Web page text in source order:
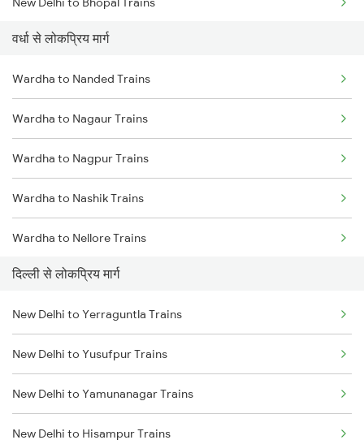
Wardha to Sevagram Trains
New Delhi to Mughal Sarai Trains
वर्धा से लोकप्रिय मार्ग
Wardha to Nanded Trains
Wardha to Nagaur Trains
Wardha to Nagpur Trains
Wardha to Nashik Trains
Wardha to Nellore Trains
Wardha to Nandura Trains
Wardha to Nokha Trains
Wardha to Narsinghpur Trains
Wardha to Purna Trains
Wardha to Parbhani Trains
दिल्ली से लोकप्रिय मार्ग
New Delhi to Yerraguntla Trains
New Delhi to Yusufpur Trains
New Delhi to Yamunanagar Trains
New Delhi to Hisampur Trains